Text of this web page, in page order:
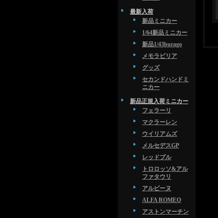
最新入荷
新品ミニカー
1/64新品ミニカー
新品1/43burago
メモラビリア
グッズ
セカンドハンドミ
ニカー
新品正規入荷ミニカー
フェラーリ
マクラーレン
ウイリアムズ
メルセデスGP
レッドブル
トロロッソ&アル
ファタウリ
アルピーヌ
ALFA ROMEO
アストンマーチン